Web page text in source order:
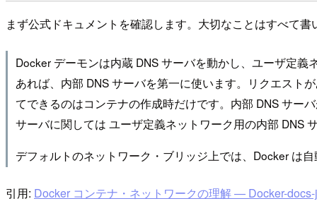
まず公式ドキュメントを確認します。大切なことはすべて書
Docker デーモンは内蔵 DNS サーバを動かし、ユーザ定
あれば、内部 DNS サーバを第一に使います。リクエスト
てできるのはコンテナの作成時だけです。内部 DNS サー
サーバに関しては ユーザ定義ネットワーク用の内部 DNS
デフォルトのネットワーク・ブリッジ上では、Docker は
引用: Docker コンテナ・ネットワークの理解 — Docker-